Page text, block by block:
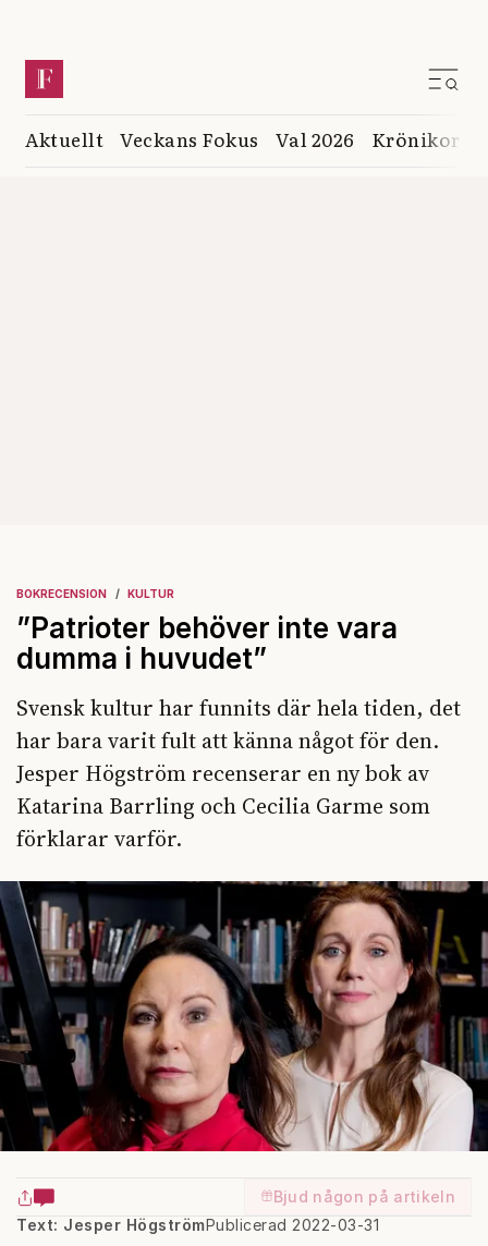
Aktuellt Veckans Fokus Val 2026 Krönikor
BOKRECENSION KULTUR
”Patrioter behöver inte vara
dumma i huvudet”
Svensk kultur har funnits där hela tiden, det
har bara varit fult att känna något för den.
Jesper Högström recenserar en ny bok av
Katarina Barrling och Cecilia Garme som
förklarar varför.
Bjud någon på artikeln
Text: Jesper HögströmPublicerad 2022-03-31